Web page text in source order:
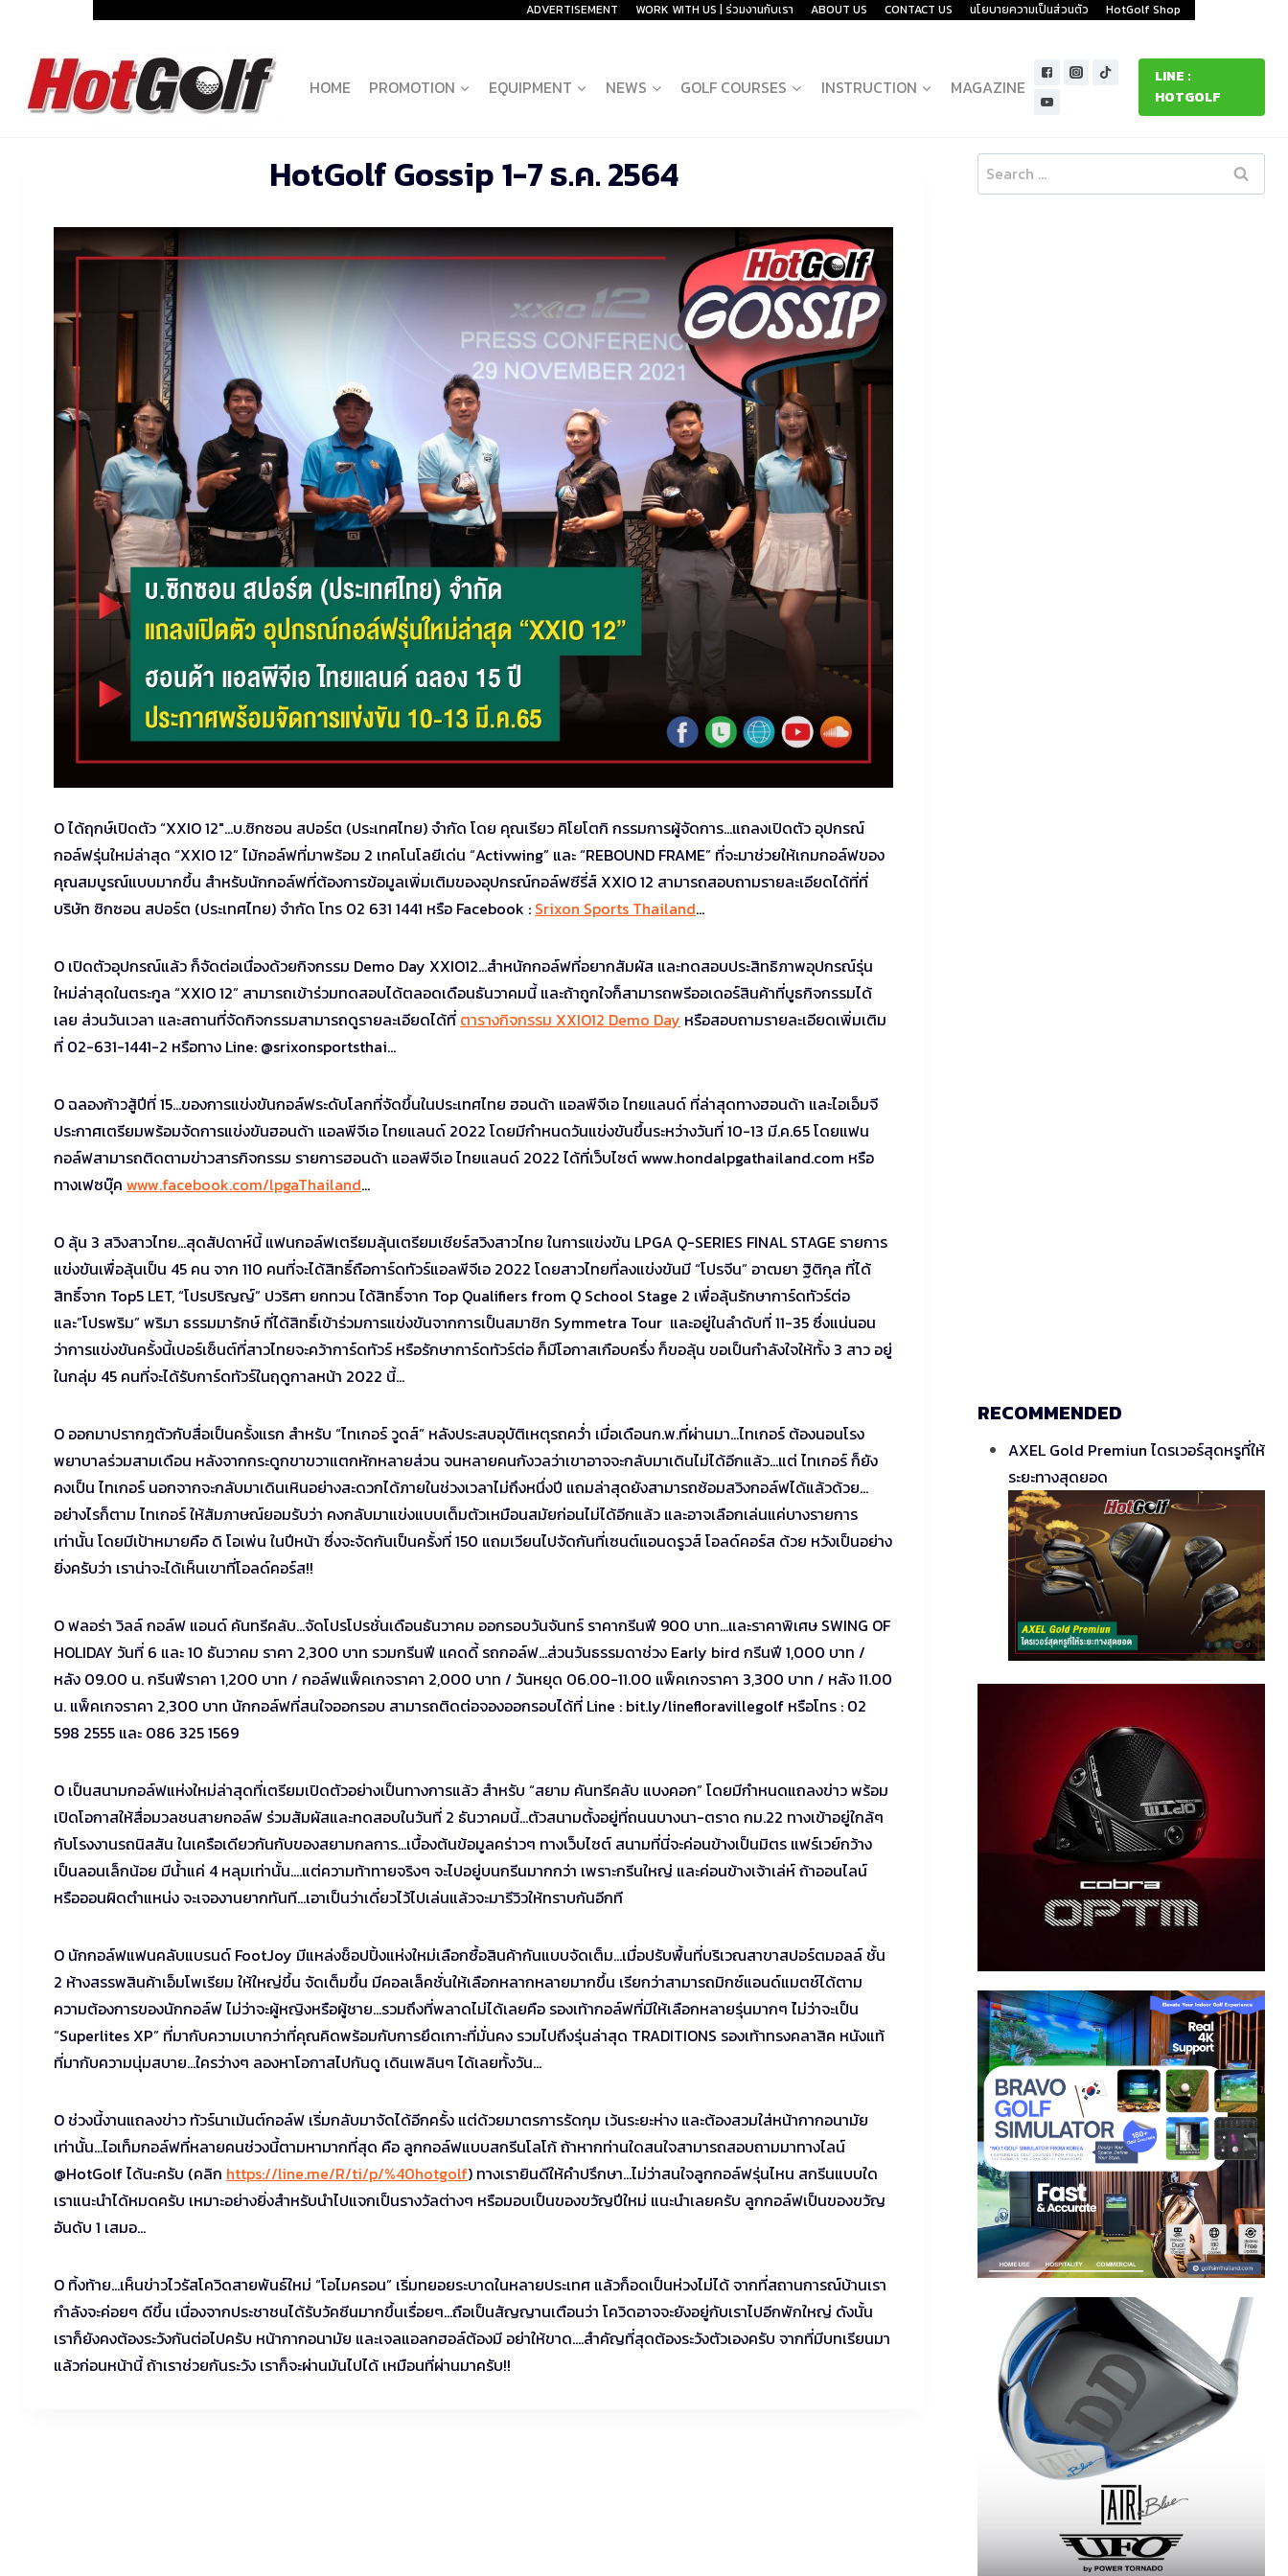
content
ADVERTISEMENT WORK WITH US | ร่วมงานกับเรา ABOUT US CONTACT US นโยบายความเป็นส่วนตัว HotGolf Shop
HOME PROMOTION EQUIPMENT NEWS GOLF COURSES INSTRUCTION MAGAZINE
LINE :
HOTGOLF
HotGolf Gossip 1-7 ธ.ค. 2564
O ได้ฤกษ์เปิดตัว “XXIO 12″…บ.ซิกซอน สปอร์ต (ประเทศไทย) จำกัด โดย คุณเรียว คิโยโตกิ กรรมการผู้จัดการ…แถลงเปิดตัว อุปกรณ์
กอล์ฟรุ่นใหม่ล่าสุด “XXIO 12” ไม้กอล์ฟที่มาพร้อม 2 เทคโนโลยีเด่น “Activwing” และ “REBOUND FRAME” ที่จะมาช่วยให้เกมกอล์ฟของ
คุณสมบูรณ์แบบมากขึ้น สำหรับนักกอล์ฟที่ต้องการข้อมูลเพิ่มเติมของอุปกรณ์กอล์ฟซีรี่ส์ XXIO 12 สามารถสอบถามรายละเอียดได้ที่ที่
บริษัท ซิกซอน สปอร์ต (ประเทศไทย) จำกัด โทร 02 631 1441 หรือ Facebook : Srixon Sports Thailand…
O เปิดตัวอุปกรณ์แล้ว ก็จัดต่อเนื่องด้วยกิจกรรม Demo Day XXIO12…สำหนักกอล์ฟที่อยากสัมผัส และทดสอบประสิทธิภาพอุปกรณ์รุ่น
ใหม่ล่าสุดในตระกูล “XXIO 12” สามารถเข้าร่วมทดสอบได้ตลอดเดือนธันวาคมนี้ และถ้าถูกใจก็สามารถพรีออเดอร์สินค้าที่บูธกิจกรรมได้
เลย ส่วนวันเวลา และสถานที่จัดกิจกรรมสามารถดูรายละเอียดได้ที่ ตารางกิจกรรม XXIO12 Demo Day หรือสอบถามรายละเอียดเพิ่มเติม
ที่ 02-631-1441-2 หรือทาง Line: @srixonsportsthai…
O ฉลองก้าวสู้ปีที่ 15…ของการแข่งขันกอล์ฟระดับโลกที่จัดขึ้นในประเทศไทย ฮอนด้า แอลพีจีเอ ไทยแลนด์ ที่ล่าสุดทางฮอนด้า และไอเอ็มจี
ประกาศเตรียมพร้อมจัดการแข่งขันฮอนด้า แอลพีจีเอ ไทยแลนด์ 2022 โดยมีกำหนดวันแข่งขันขึ้นระหว่างวันที่ 10-13 มี.ค.65 โดยแฟน
กอล์ฟสามารถติดตามข่าวสารกิจกรรม รายการฮอนด้า แอลพีจีเอ ไทยแลนด์ 2022 ได้ที่เว็บไซต์ www.hondalpgathailand.com หรือ
ทางเฟซบุ๊ค www.facebook.com/lpgaThailand…
O ลุ้น 3 สวิงสาวไทย…สุดสัปดาห์นี้ แฟนกอล์ฟเตรียมลุ้นเตรียมเชียร์สวิงสาวไทย ในการแข่งขัน LPGA Q-SERIES FINAL STAGE รายการ
แข่งขันเพื่อลุ้นเป็น 45 คน จาก 110 คนที่จะได้สิทธิ์ถือการ์ดทัวร์แอลพีจีเอ 2022 โดยสาวไทยที่ลงแข่งขันมี “โปรจีน” อาฒยา ฐิติกุล ที่ได้
สิทธิ์จาก Top5 LET, “โปรปริญญ์” ปวริศา ยกทวน ได้สิทธิ์จาก Top Qualifiers from Q School Stage 2 เพื่อลุ้นรักษาการ์ดทัวร์ต่อ
และ”โปรพริม” พริมา ธรรมมารักษ์ ที่ได้สิทธิ์เข้าร่วมการแข่งขันจากการเป็นสมาชิก Symmetra Tour และอยู่ในลำดับที่ 11-35 ซึ่งแน่นอน
ว่าการแข่งขันครั้งนี้เปอร์เซ็นต์ที่สาวไทยจะคว้าการ์ดทัวร์ หรือรักษาการ์ดทัวร์ต่อ ก็มีโอกาสเกือบครึ่ง ก็ขอลุ้น ขอเป็นกำลังใจให้ทั้ง 3 สาว อยู่
ในกลุ่ม 45 คนที่จะได้รับการ์ดทัวร์ในฤดูกาลหน้า 2022 นี้…
O ออกมาปรากฎตัวกับสื่อเป็นครั้งแรก สำหรับ “ไทเกอร์ วูดส์” หลังประสบอุบัติเหตุรถคว่ำ เมื่อเดือนก.พ.ที่ผ่านมา…ไทเกอร์ ต้องนอนโรง
พยาบาลร่วมสามเดือน หลังจากกระดูกขาขวาแตกหักหลายส่วน จนหลายคนกังวลว่าเขาอาจจะกลับมาเดินไม่ได้อีกแล้ว…แต่ ไทเกอร์ ก็ยัง
คงเป็น ไทเกอร์ นอกจากจะกลับมาเดินเหินอย่างสะดวกได้ภายในช่วงเวลาไม่ถึงหนึ่งปี แถมล่าสุดยังสามารถซ้อมสวิงกอล์ฟได้แล้วด้วย…
อย่างไรก็ตาม ไทเกอร์ ให้สัมภาษณ์ยอมรับว่า คงกลับมาแข่งแบบเต็มตัวเหมือนสมัยก่อนไม่ได้อีกแล้ว และอาจเลือกเล่นแค่บางรายการ
เท่านั้น โดยมีเป้าหมายคือ ดิ โอเพ่น ในปีหน้า ซึ่งจะจัดกันเป็นครั้งที่ 150 แถมเวียนไปจัดกันที่เซนต์แอนดรูวส์ โอลด์คอร์ส ด้วย หวังเป็นอย่าง
ยิ่งครับว่า เราน่าจะได้เห็นเขาที่โอลด์คอร์ส!!
O ฟลอร่า วิลล์ กอล์ฟ แอนด์ คันทรีคลับ…จัดโปรโปรชั่นเดือนธันวาคม ออกรอบวันจันทร์ ราคากรีนฟี 900 บาท…และราคาพิเศษ SWING OF
HOLIDAY วันที่ 6 และ 10 ธันวาคม ราคา 2,300 บาท รวมกรีนฟี แคดดี้ รถกอล์ฟ…ส่วนวันธรรมดาช่วง Early bird กรีนฟี 1,000 บาท /
หลัง 09.00 น. กรีนฟีราคา 1,200 บาท / กอล์ฟแพ็คเกจราคา 2,000 บาท / วันหยุด 06.00-11.00 แพ็คเกจราคา 3,300 บาท / หลัง 11.00
น. แพ็คเกจราคา 2,300 บาท นักกอล์ฟที่สนใจออกรอบ สามารถติดต่อจองออกรอบได้ที่ Line : bit.ly/linefloravillegolf หรือโทร : 02
598 2555 และ 086 325 1569
O เป็นสนามกอล์ฟแห่งใหม่ล่าสุดที่เตรียมเปิดตัวอย่างเป็นทางการแล้ว สำหรับ “สยาม คันทรีคลับ แบงคอก” โดยมีกำหนดแถลงข่าว พร้อม
เปิดโอกาสให้สื่อมวลชนสายกอล์ฟ ร่วมสัมผัสและทดสอบในวันที่ 2 ธันวาคมนี้…ตัวสนามตั้งอยู่ที่ถนนบางนา-ตราด กม.22 ทางเข้าอยู่ใกล้ๆ
กับโรงงานรถนิสสัน ในเครือเดียวกันกับของสยามกลการ…เบื้องต้นข้อมูลคร่าวๆ ทางเว็บไซต์ สนามที่นี่จะค่อนข้างเป็นมิตร แฟร์เวย์กว้าง
เป็นลอนเล็กน้อย มีน้ำแค่ 4 หลุมเท่านั้น….แต่ความท้าทายจริงๆ จะไปอยู่บนกรีนมากกว่า เพราะกรีนใหญ่ และค่อนข้างเจ้าเล่ห์ ถ้าออนไลน์
หรือออนผิดตำแหน่ง จะเจองานยากทันที…เอาเป็นว่าเดี๋ยวไว้ไปเล่นแล้วจะมารีวิวให้ทราบกันอีกที
O นักกอล์ฟแฟนคลับแบรนด์ FootJoy มีแหล่งช็อปปิ้งแห่งใหม่เลือกซื้อสินค้ากันแบบจัดเต็ม…เมื่อปรับพื้นที่บริเวณสาขาสปอร์ตมอลล์ ชั้น
2 ห้างสรรพสินค้าเอ็มโพเรียม ให้ใหญ่ขึ้น จัดเต็มขึ้น มีคอลเล็คชั่นให้เลือกหลากหลายมากขึ้น เรียกว่าสามารถมิกซ์แอนด์แมตช์ได้ตาม
ความต้องการของนักกอล์ฟ ไม่ว่าจะผู้หญิงหรือผู้ชาย…รวมถึงที่พลาดไม่ได้เลยคือ รองเท้ากอล์ฟที่มีให้เลือกหลายรุ่นมากๆ ไ่ม่ว่าจะเป็น
“Superlites XP” ที่มากับความเบากว่าที่คุณคิดพร้อมกับการยึดเกาะที่มั่นคง รวมไปถึงรุ่นล่าสุด TRADITIONS รองเท้าทรงคลาสิค หนังแท้
ที่มากับความนุ่มสบาย…ใครว่างๆ ลองหาโอกาสไปกันดู เดินเพลินๆ ได้เลยทั้งวัน…
O ช่วงนี้งานแถลงข่าว ทัวร์นาเม้นต์กอล์ฟ เริ่มกลับมาจัดได้อีกครั้ง แต่ด้วยมาตรการรัดกุม เว้นระยะห่าง และต้องสวมใส่หน้ากากอนามัย
เท่านั้น…ไอเท็มกอล์ฟที่หลายคนช่วงนี้ตามหามากที่สุด คือ ลูกกอล์ฟแบบสกรีนโลโก้ ถ้าหากท่านใดสนใจสามารถสอบถามมาทางไลน์
@HotGolf ได้นะครับ (คลิก https://line.me/R/ti/p/%40hotgolf) ทางเรายินดีให้คำปรึกษา…ไม่ว่าสนใจลูกกอล์ฟรุ่นไหน สกรีนแบบใด
เราแนะนำได้หมดครับ เหมาะอย่างยิ่งสำหรับนำไปแจกเป็นรางวัลต่างๆ หรือมอบเป็นของขวัญปีใหม่ แนะนำเลยครับ ลูกกอล์ฟเป็นของขวัญ
อันดับ 1 เสมอ…
O ทิ้งท้าย…เห็นข่าวไวรัสโควิดสายพันธ์ใหม่ “โอไมครอน” เริ่มทยอยระบาดในหลายประเทศ แล้วก็อดเป็นห่วงไม่ได้ จากที่สถานการณ์บ้านเรา
กำลังจะค่อยๆ ดีขึ้น เนื่องจากประชาชนได้รับวัคซีนมากขึ้นเรื่อยๆ…ถือเป็นสัญญานเตือนว่า โควิดอาจจะยังอยู่กับเราไปอีกพักใหญ่ ดังนั้น
เราก็ยังคงต้องระวังกันต่อไปครับ หน้ากากอนามัย และเจลแอลกฮอล์ต้องมี อย่าให้ขาด….สำคัญที่สุดต้องระวังตัวเองครับ จากที่มีบทเรียนมา
แล้วก่อนหน้านี้ ถ้าเราช่วยกันระวัง เราก็จะผ่านมันไปได้ เหมือนที่ผ่านมาครับ!!
Search
for:
RECOMMENDED
AXEL Gold Premiun ไดรเวอร์สุดหรูที่ให้
ระยะทางสุดยอด